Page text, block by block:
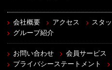
会社概要 アクセス スタ
グループ紹介
お問い合わせ 会員サービス
プライバシーステートメント